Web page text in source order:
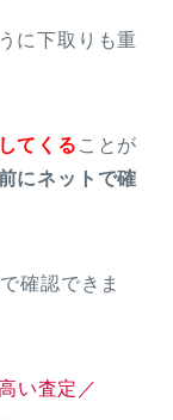
に下取りも重
てくる ことが
にネットで確
確認できま
い査定／